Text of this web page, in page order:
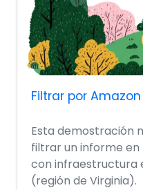
Filtrar por Amazon
Esta demostración
filtrar un informe en
con infraestructura
(región de Virginia).